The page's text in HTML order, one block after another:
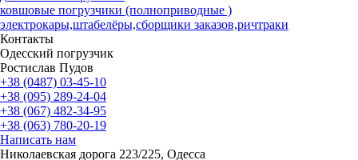
ковшовые погрузчики (полноприводные )
электрокары,штабелёры,сборщики заказов,ричтраки
Контакты
Одесский погрузчик
Ростислав Пудов
+38 (0487) 03-45-10
+38 (095) 289-24-04
+38 (067) 482-34-95
+38 (063) 780-20-19
Написать нам
Николаевская дорога 223/225, Одесса